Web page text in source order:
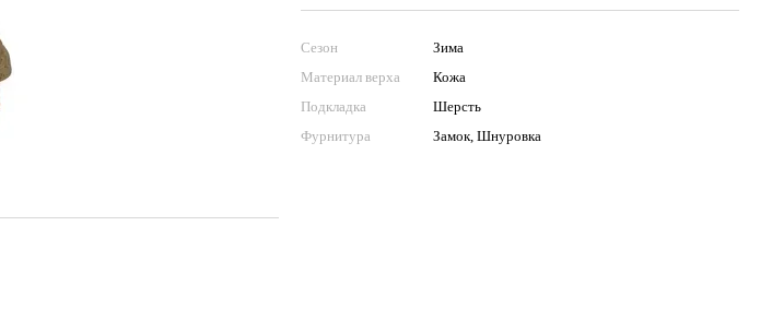
Сезон
Зима
Материал верха
Кожа
Подкладка
Шерсть
Фурнитура
Замок, Шнуровка